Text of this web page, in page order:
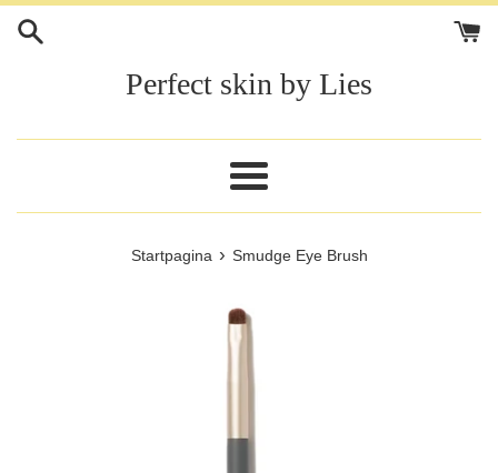
Meteen
naar
Perfect skin by Lies
Menu
Startpagina › Smudge Eye Brush